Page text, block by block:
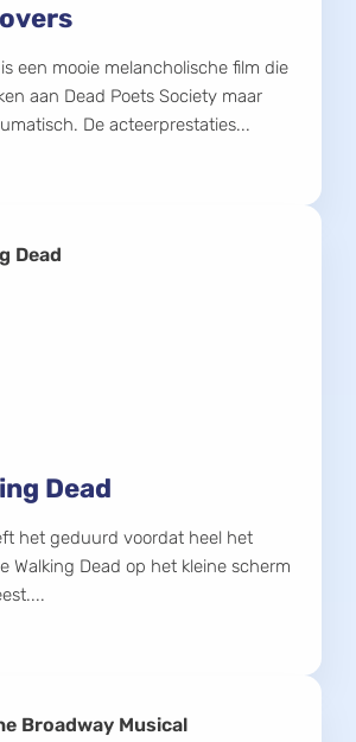
een mooie melancholische film die
aan Dead Poets Society maar
De acteerprestaties...
Dead
het geduurd voordat heel het
Walking Dead op het kleine scherm